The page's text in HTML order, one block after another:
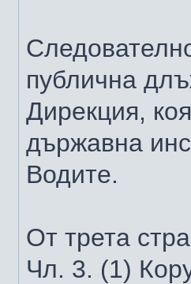
публична
Дирекция,
държавна
Водите.
От трета
Чл. 3. (1)